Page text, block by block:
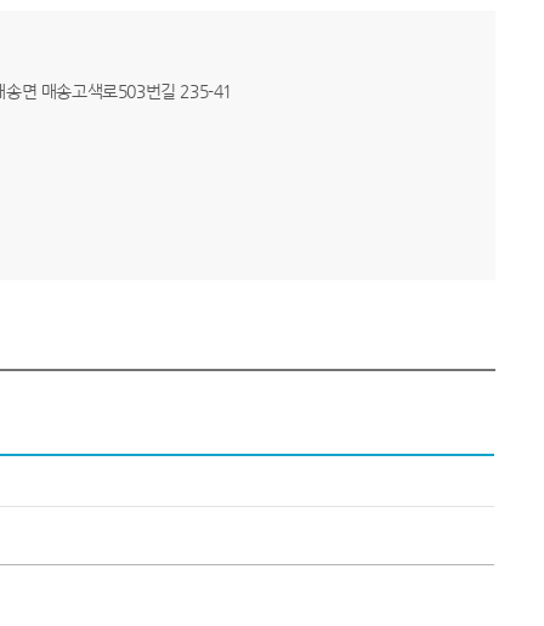
면 매송고색로503번길 235-41